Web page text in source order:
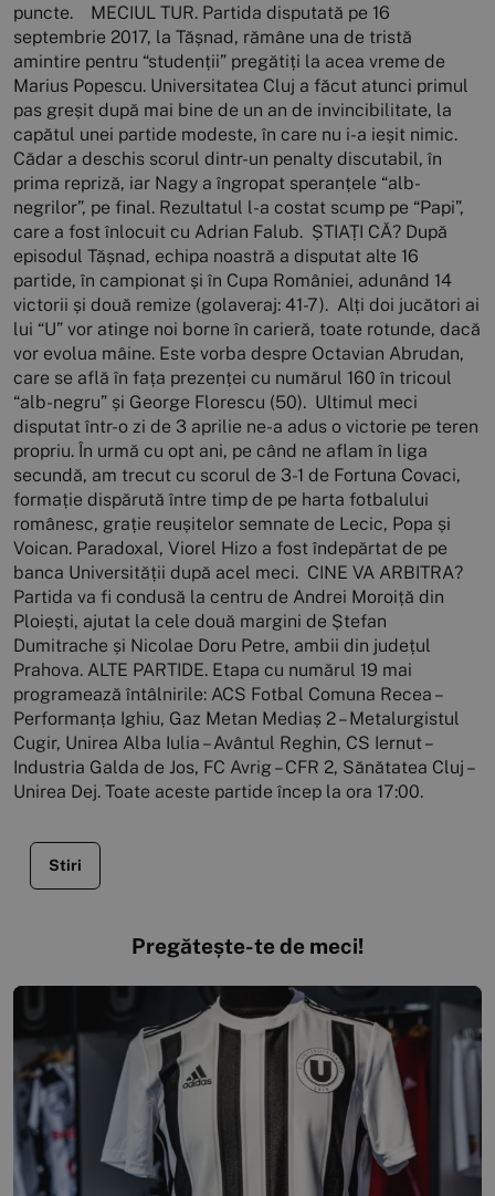
puncte. MECIUL TUR. Partida disputată pe 16
septembrie 2017, la Tășnad, rămâne una de tristă
amintire pentru “studenții” pregătiți la acea vreme de
Marius Popescu. Universitatea Cluj a făcut atunci primul
pas greșit după mai bine de un an de invincibilitate, la
capătul unei partide modeste, în care nu i-a ieșit nimic.
Cădar a deschis scorul dintr-un penalty discutabil, în
prima repriză, iar Nagy a îngropat speranțele “alb-
negrilor”, pe final. Rezultatul l-a costat scump pe “Papi”,
care a fost înlocuit cu Adrian Falub. ȘTIAȚI CĂ? După
episodul Tășnad, echipa noastră a disputat alte 16
partide, în campionat și în Cupa României, adunând 14
victorii și două remize (golaveraj: 41-7). Alți doi jucători ai
lui “U” vor atinge noi borne în carieră, toate rotunde, dacă
vor evolua mâine. Este vorba despre Octavian Abrudan,
care se află în fața prezenței cu numărul 160 în tricoul
“alb-negru” și George Florescu (50). Ultimul meci
disputat într-o zi de 3 aprilie ne-a adus o victorie pe teren
propriu. În urmă cu opt ani, pe când ne aflam în liga
secundă, am trecut cu scorul de 3-1 de Fortuna Covaci,
formație dispărută între timp de pe harta fotbalului
românesc, grație reușitelor semnate de Lecic, Popa și
Voican. Paradoxal, Viorel Hizo a fost îndepărtat de pe
banca Universității după acel meci. CINE VA ARBITRA?
Partida va fi condusă la centru de Andrei Moroiță din
Ploiești, ajutat la cele două margini de Ștefan
Dumitrache și Nicolae Doru Petre, ambii din județul
Prahova. ALTE PARTIDE. Etapa cu numărul 19 mai
programează întâlnirile: ACS Fotbal Comuna Recea –
Performanța Ighiu, Gaz Metan Mediaș 2 – Metalurgistul
Cugir, Unirea Alba Iulia – Avântul Reghin, CS Iernut –
Industria Galda de Jos, FC Avrig – CFR 2, Sănătatea Cluj –
Unirea Dej. Toate aceste partide încep la ora 17:00.
Stiri
Pregătește-te de meci!